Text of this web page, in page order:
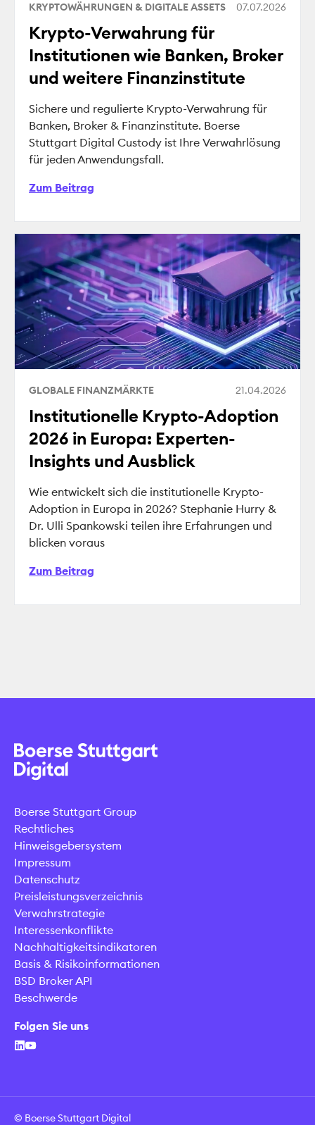
KRYPTOWÄHRUNGEN & DIGITALE ASSETS 07.07.2026
Krypto-Verwahrung für
Institutionen wie Banken, Broker
und weitere Finanzinstitute
Sichere und regulierte Krypto-Verwahrung für
Banken, Broker & Finanzinstitute. Boerse
Stuttgart Digital Custody ist Ihre Verwahrlösung
für jeden Anwendungsfall.
Zum Beitrag
GLOBALE FINANZMÄRKTE 21.04.2026
Institutionelle Krypto-Adoption
2026 in Europa: Experten-
Insights und Ausblick
Wie entwickelt sich die institutionelle Krypto-
Adoption in Europa in 2026? Stephanie Hurry &
Dr. Ulli Spankowski teilen ihre Erfahrungen und
blicken voraus
Zum Beitrag
Boerse Stuttgart Group
Rechtliches
Hinweisgebersystem
Impressum
Datenschutz
Preisleistungsverzeichnis
Verwahrstrategie
Interessenkonflikte
Nachhaltigkeitsindikatoren
Basis & Risikoinformationen
BSD Broker API
Beschwerde
Folgen Sie uns
© Boerse Stuttgart Digital